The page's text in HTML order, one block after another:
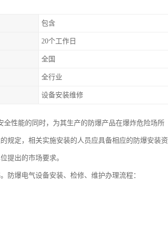
包含
20个工作日
全国
全行业
设备安装维修
性能的同时，为其生产的防爆产品在爆炸危险场所
规定，相关实施安装的人员应具备相应的防爆安装资
提出的市场要求。
防爆电气设备安装、检修、维护办理流程：